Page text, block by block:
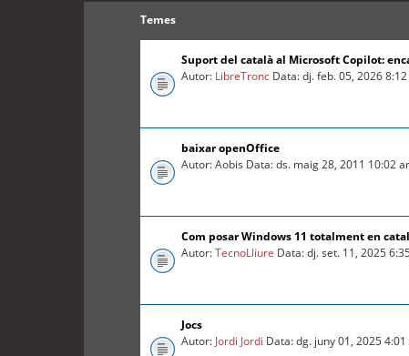
Temes
Suport del català al Microsoft Copilot:
Autor: LibreTronc Data: dj. feb. 05, 2026
baixar openOffice
Autor: Aobis Data: ds. maig 28, 2011 10:02
Com posar Windows 11 totalment en
Autor:TecnoLliure Data: dj. set. 11, 2025
Jocs
Autor: Jordi Jordi Data: dg. juny 01, 2025